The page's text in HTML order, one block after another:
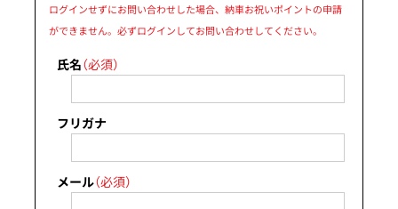
ログインせずにお問い合わせした場合、納車お祝いポイントの申請
ができません。必ずログインしてお問い合わせしてください。
氏名（必須）
フリガナ
メール（必須）